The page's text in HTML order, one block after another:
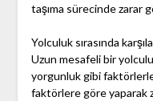
taşıma sürecinde zarar
Yolculuk sırasında
Uzun mesafeli bir
yorgunluk gibi faktörlerle
faktörlere göre yaparak